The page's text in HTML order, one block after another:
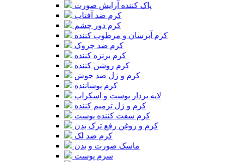
پاک کننده آرایش صورت
کرم ضد آفتاب
کرم دور چشم
کرم آبرسان و مرطوب کننده
کرم ضد چروک
کرم برنزه کننده
کرم روشن کننده
کرم و ژل ضد جوش
کرم پوشاننده
لایه بردار پوست و اسکراب
کرم و ژل ترمیم کننده
کرم سفت کننده پوست
کرم و روغن رفع ترک بدن
کرم ضد لک
ماسک صورت و بدن
سرم پوست